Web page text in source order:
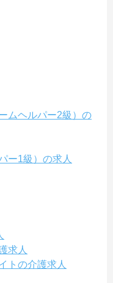
ムヘルパー2級）の
ー1級）の求人
求人
トの介護求人